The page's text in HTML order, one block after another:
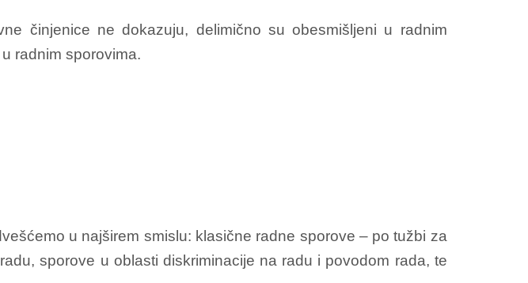
činjenice ne dokazuju, delimično su obesmišljeni u radnim
radnim sporovima.
u najširem smislu: klasične radne sporove – po tužbi za
sporove u oblasti diskriminacije na radu i povodom rada, te